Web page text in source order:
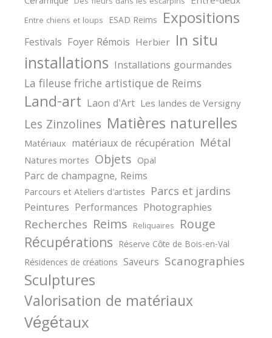
Entre chiens et loups ESAD Reims Expositions
Festivals Foyer Rémois Herbier In situ
installations Installations gourmandes
La fileuse friche artistique de Reims
Land-art Laon d'Art Les landes de Versigny
Les Zinzolines Matières naturelles
Matériaux matériaux de récupération Métal
Natures mortes Objets Opal
Parc de champagne, Reims
Parcours et Ateliers d'artistes Parcs et jardins
Peintures Performances Photographies
Recherches Reims Reliquaires Rouge
Récupérations Réserve Côte de Bois-en-Val
Résidences de créations Saveurs Scanographies
Sculptures
Valorisation de matériaux
Végétaux